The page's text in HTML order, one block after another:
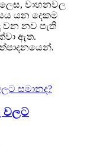
වාහනවල
යන දෙකම
නව පැති
ඇත.
වලට